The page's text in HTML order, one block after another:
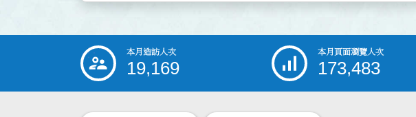
::: 本月造訪人次
19,169
本月頁面瀏覽人次
173,483